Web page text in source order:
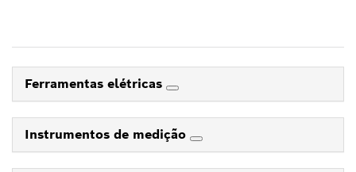
Ferramentas elétricas
Instrumentos de medição